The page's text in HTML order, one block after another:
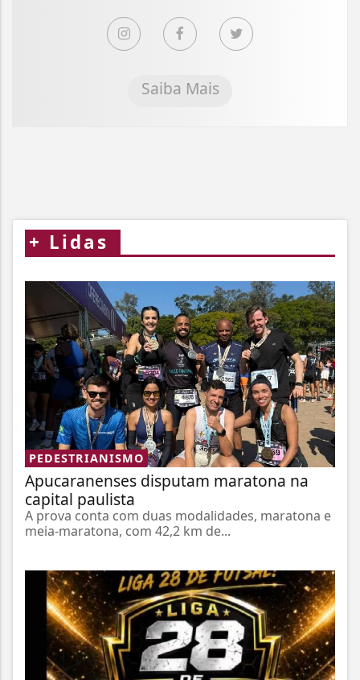
Saiba Mais
+ Lidas
PEDESTRIANISMO
Apucaranenses disputam maratona na
capital paulista
A prova conta com duas modalidades, maratona e
meia-maratona, com 42,2 km de...